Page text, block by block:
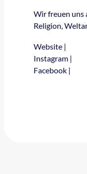
Wir freuen uns
Religion,
Website |
Instagram |
Facebook |